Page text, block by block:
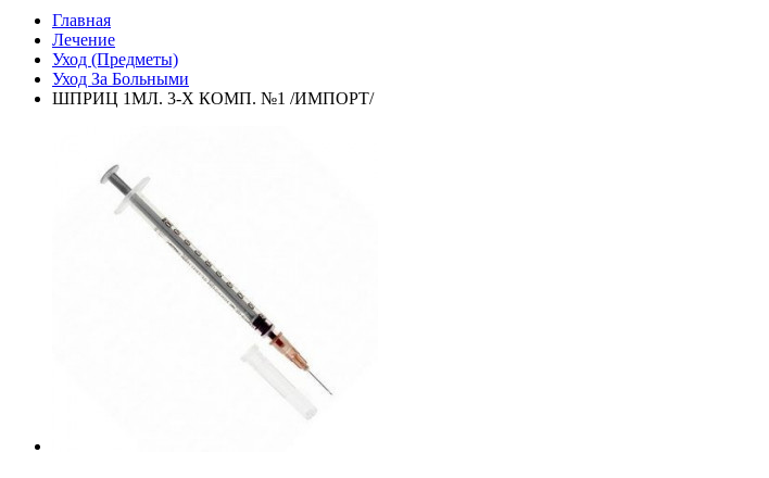
Главная
Лечение
Уход (Предметы)
Уход За Больными
ШПРИЦ 1МЛ. 3-Х КОМП. №1 /ИМПОРТ/